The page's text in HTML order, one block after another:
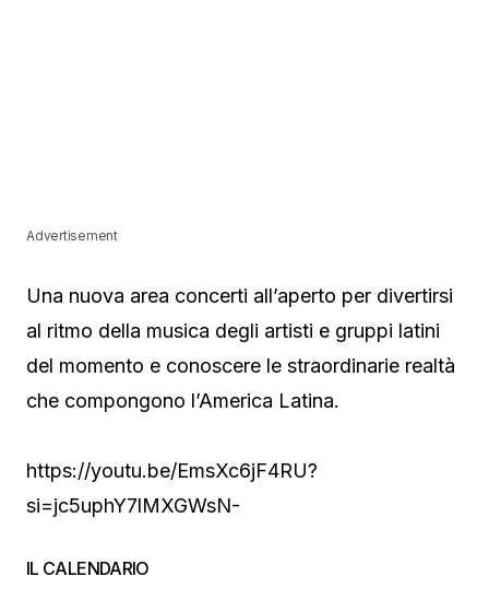
Advertisement
Una nuova area concerti all’aperto per divertirsi
al ritmo della musica degli artisti e gruppi latini
del momento e conoscere le straordinarie realtà
che compongono l’America Latina.
https://youtu.be/EmsXc6jF4RU?
si=jc5uphY7lMXGWsN-
IL CALENDARIO